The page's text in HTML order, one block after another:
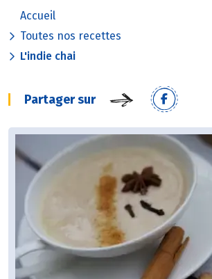
Accueil
Toutes nos recettes
L'indie chai
Partager sur